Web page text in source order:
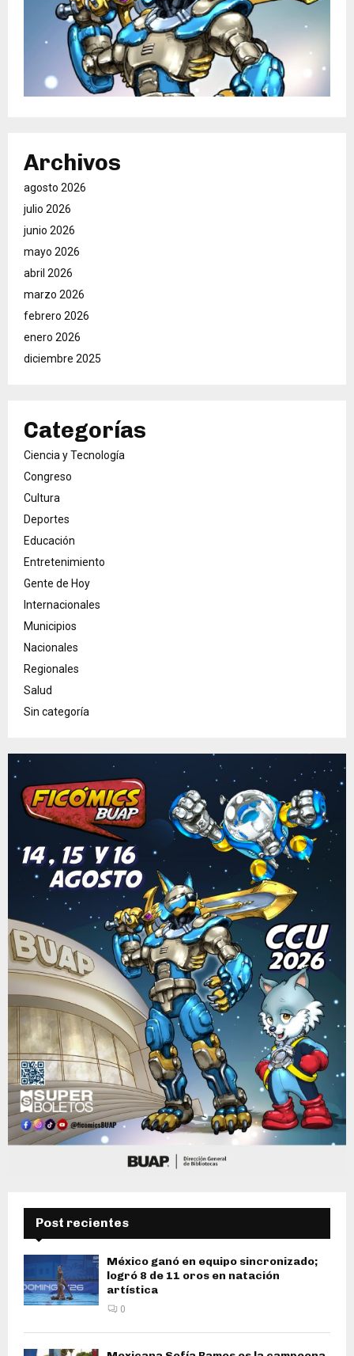
Archivos
agosto 2026
julio 2026
junio 2026
mayo 2026
abril 2026
marzo 2026
febrero 2026
enero 2026
diciembre 2025
Categorías
Ciencia y Tecnología
Congreso
Cultura
Deportes
Educación
Entretenimiento
Gente de Hoy
Internacionales
Municipios
Nacionales
Regionales
Salud
Sin categoría
Post recientes
México ganó en equipo sincronizado;
logró 8 de 11 oros en natación
artística
0